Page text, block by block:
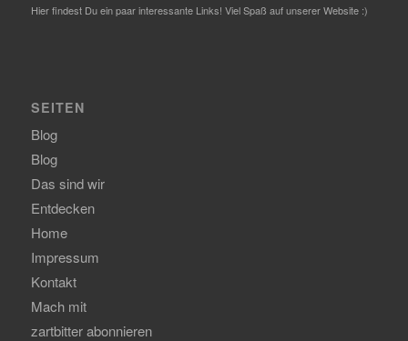
Hier findest Du ein paar interessante Links! Viel Spaß auf unserer Website :)
SEITEN
Blog
Blog
Das sind wir
Entdecken
Home
Impressum
Kontakt
Mach mit
zartbitter abonnieren